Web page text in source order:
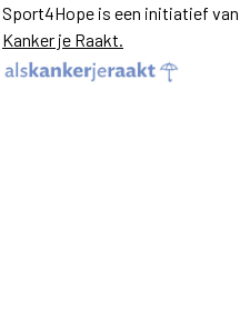
Sport4Hope is een initiatief van
Kanker je Raakt.